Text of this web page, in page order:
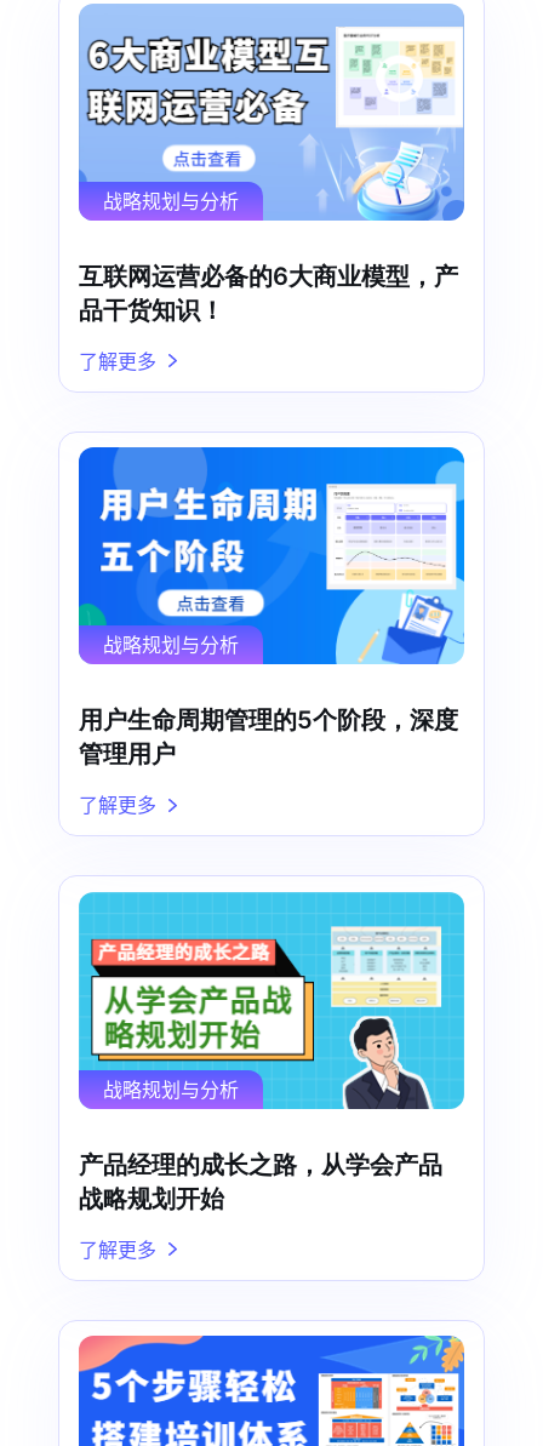
战略规划与分析
互联网运营必备的6大商业模型，产
品干货知识！
了解更多
战略规划与分析
用户生命周期管理的5个阶段，深度
管理用户
了解更多
战略规划与分析
产品经理的成长之路，从学会产品
战略规划开始
了解更多